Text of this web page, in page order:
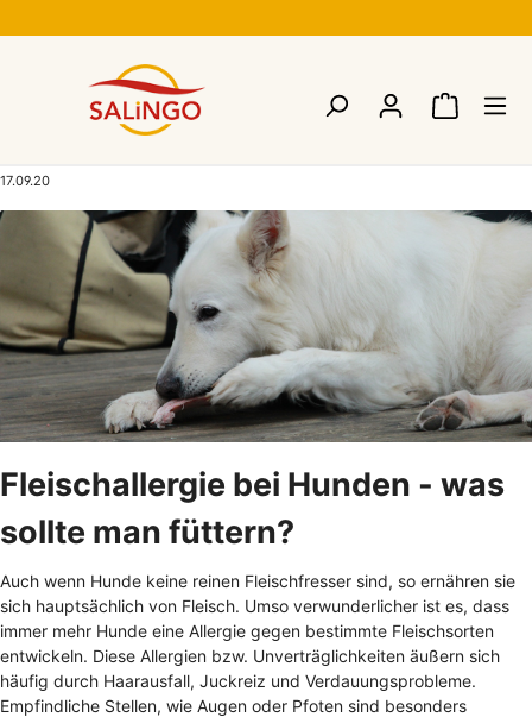
17.09.20
Fleischallergie bei Hunden - was
sollte man füttern?
Auch wenn Hunde keine reinen Fleischfresser sind, so ernähren sie
sich hauptsächlich von Fleisch. Umso verwunderlicher ist es, dass
immer mehr Hunde eine Allergie gegen bestimmte Fleischsorten
entwickeln. Diese Allergien bzw. Unverträglichkeiten äußern sich
häufig durch Haarausfall, Juckreiz und Verdauungsprobleme.
Empfindliche Stellen, wie Augen oder Pfoten sind besonders